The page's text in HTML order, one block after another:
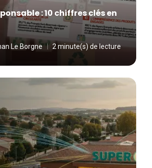
: 10 chiffres clés en
Le Borgne 2 minute(s) de lecture